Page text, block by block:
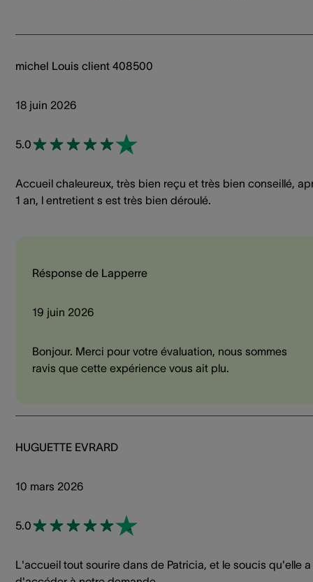
michel Louis client 408500
18 juin 2026
5.0
Accueil chaleureux, très bien reçu et très bien conseillé,
1 an, l entretient s est très bien déroulé.
Résponse de Lapperre
19 juin 2026
Bonjour. Merci pour votre évaluation, nous sommes
ravis que cette expérience vous ait plu.
HUGUETTE EVRARD
10 mars 2026
5.0
L'accueil tout sourire dans de Patricia, et le soucis qu'elle a